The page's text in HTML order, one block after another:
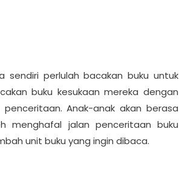
perlulah bacakan buku untuk
buku kesukaan mereka dengan
Anak-anak akan berasa
menghafal jalan penceritaan buku
unit buku yang ingin dibaca.